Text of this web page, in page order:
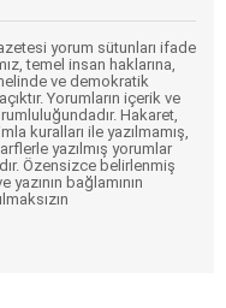
yorum sütunları ifade
temel insan haklarına,
ve demokratik
Yorumların içerik ve
Hakaret,
kuralları ile yazılmamış,
yazılmış yorumlar
Özensizce belirlenmiş
yazının bağlamının